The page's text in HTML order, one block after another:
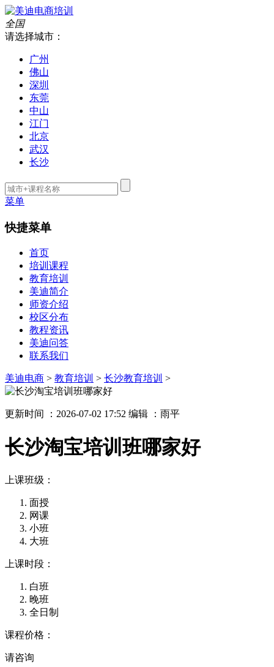
全国
请选择城市：
广州
佛山
深圳
东莞
中山
江门
北京
武汉
长沙
菜单
快捷菜单
首页
培训课程
教育培训
美迪简介
师资介绍
校区分布
教程资讯
美迪问答
联系我们
美迪电商 > 教育培训 > 长沙教育培训 >
更新时间 ：2026-07-02 17:52 编辑 ：雨平
长沙淘宝培训班哪家好
上课班级：
面授
网课
小班
大班
上课时段：
白班
晚班
全日制
课程价格：
请咨询